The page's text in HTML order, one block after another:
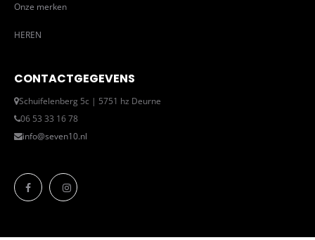
Onze merken
HEREN
CONTACTGEGEVENS
Schuifelenberg 5c | 5751 hz Deurne
06 53 33 16 78
info@seven10.nl